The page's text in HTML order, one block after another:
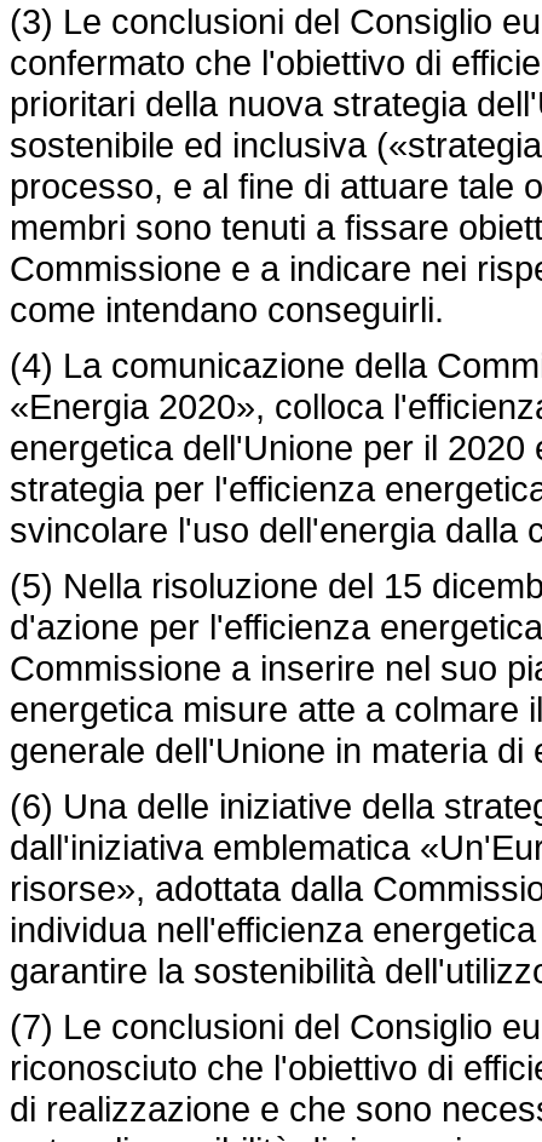
(3) Le conclusioni del Consiglio
confermato che l'obiettivo di
prioritari della nuova strategia
sostenibile ed inclusiva
processo, e al fine di attuare tale
membri sono tenuti a fissare
Commissione e a indicare nei
come intendano conseguirli.
(4) La comunicazione della
«Energia 2020», colloca
energetica dell'Unione per il
strategia per l'efficienza
svincolare l'uso dell'energia dalla
(5) Nella risoluzione del 15
d'azione per l'efficienza
Commissione a inserire nel suo
energetica misure atte a colmare
generale dell'Unione in materia
(6) Una delle iniziative della
dall'iniziativa emblematica
risorse», adottata dalla
individua nell'efficienza
garantire la sostenibilità
(7) Le conclusioni del Consiglio
riconosciuto che l'obiettivo di
di realizzazione e che sono